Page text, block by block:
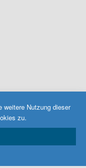
weitere Nutzung dieser
zu.